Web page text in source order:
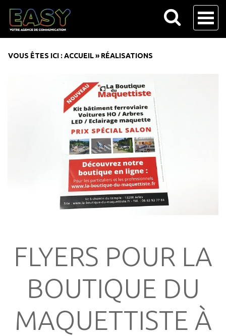
VOUS ÊTES ICI : ACCUEIL» RÉALISATIONS
FLYERS POUR LA
BOUTIQUE DU
MAQUETTISTE À